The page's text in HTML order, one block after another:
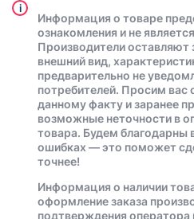
i
Информация о товаре
ознакомления и не
Производители оставляют
внешний вид,
предварительно не
потребителей. Просим вас
данному факту и заранее
возможные неточности в
товара. Будем благодарны
ошибках — это поможет
точнее!
Информация о наличии
оформление заказа
подтверждения оператора